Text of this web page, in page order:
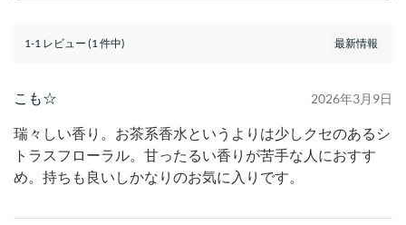
1-1 レビュー (1 件中)
こも☆ 2026年3月9日
瑞々しい香り。お茶系香水というよりは少しクセのあるシ
トラスフローラル。甘ったるい香りが苦手な人におすす
め。持ちも良いしかなりのお気に入りです。